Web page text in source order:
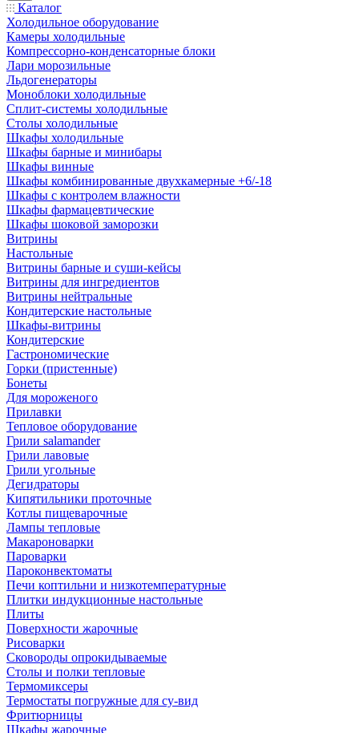
Каталог
Холодильное оборудование
Камеры холодильные
Компрессорно-конденсаторные блоки
Лари морозильные
Льдогенераторы
Моноблоки холодильные
Сплит-системы холодильные
Столы холодильные
Шкафы холодильные
Шкафы барные и минибары
Шкафы винные
Шкафы комбинированные двухкамерные +6/-18
Шкафы с контролем влажности
Шкафы фармацевтические
Шкафы шоковой заморозки
Витрины
Настольные
Витрины барные и суши-кейсы
Витрины для ингредиентов
Витрины нейтральные
Кондитерские настольные
Шкафы-витрины
Кондитерские
Гастрономические
Горки (пристенные)
Бонеты
Для мороженого
Прилавки
Тепловое оборудование
Грили salamander
Грили лавовые
Грили угольные
Дегидраторы
Кипятильники проточные
Котлы пищеварочные
Лампы тепловые
Макароноварки
Пароварки
Пароконвектоматы
Печи коптильни и низкотемпературные
Плитки индукционные настольные
Плиты
Поверхности жарочные
Рисоварки
Сковороды опрокидываемые
Столы и полки тепловые
Термомиксеры
Термостаты погружные для су-вид
Фритюрницы
Шкафы жарочные